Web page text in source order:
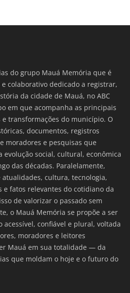
do grupo Mauá Memória que é
colaborativo dedicado a registrar,
da cidade de Mauá, no ABC
em que acompanha as principais
transformações do município. O
documentos, registros
moradores e pesquisas que
evolução social, cultural, econômica
das décadas. Paralelamente,
cultura, tecnologia,
e fatos relevantes do cotidiano da
de valorizar o passado sem
o Mauá Memória se propõe a ser
acessível, confiável e plural, voltada
moradores e leitores
Mauá em sua totalidade — da
que moldam o hoje e o futuro do